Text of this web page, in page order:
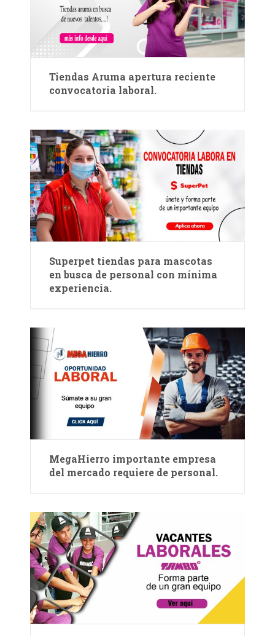
Tiendas Aruma apertura reciente
convocatoria laboral.
Superpet tiendas para mascotas
en busca de personal con mínima
experiencia.
MegaHierro importante empresa
del mercado requiere de personal.